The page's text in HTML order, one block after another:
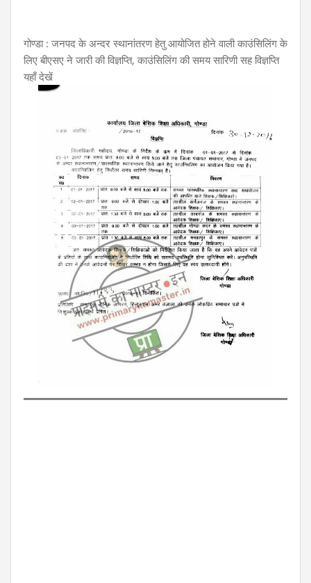
गोण्डा : जनपद के अन्दर स्थानांतरण हेतु आयोजित होने वाली काउंसिलिंग के
लिए बीएसए ने जारी की विज्ञप्ति, काउंसिलिंग की समय सारिणी सह विज्ञप्ति
यहाँ देखें